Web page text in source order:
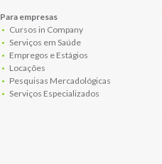
Para empresas
Cursos in Company
Serviços em Saúde
Empregos e Estágios
Locações
Pesquisas Mercadológicas
Serviços Especializados